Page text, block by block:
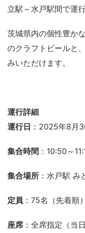
立駅～水戸駅間で運
茨城県内の個性豊か
のクラフトビールと
みいただけます。
運行詳細
運行日 ：2025年8月
集合時間 ：10:50～
集合場所 ：水戸駅 み
定員 ：75名（先着順）
座席 ：全席指定（当